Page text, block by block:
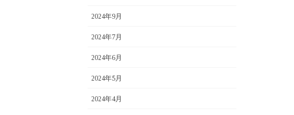
2024年9月
2024年7月
2024年6月
2024年5月
2024年4月